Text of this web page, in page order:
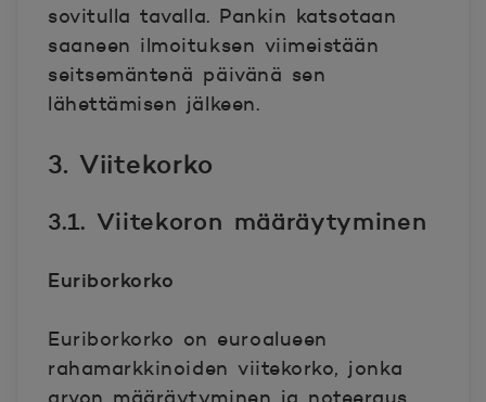
sovitulla tavalla. Pankin katsotaan
saaneen ilmoituksen viimeistään
seitsemäntenä päivänä sen
lähettämisen jälkeen.
3. Viitekorko
3.1. Viitekoron määräytyminen
Euriborkorko
Euriborkorko on euroalueen
rahamarkkinoiden viitekorko, jonka